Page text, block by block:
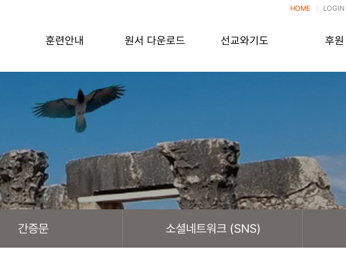
HOME LOGIN
훈련안내 원서 다운로드 선교와기도 후원
간증문 소셜네트워크 (SNS)